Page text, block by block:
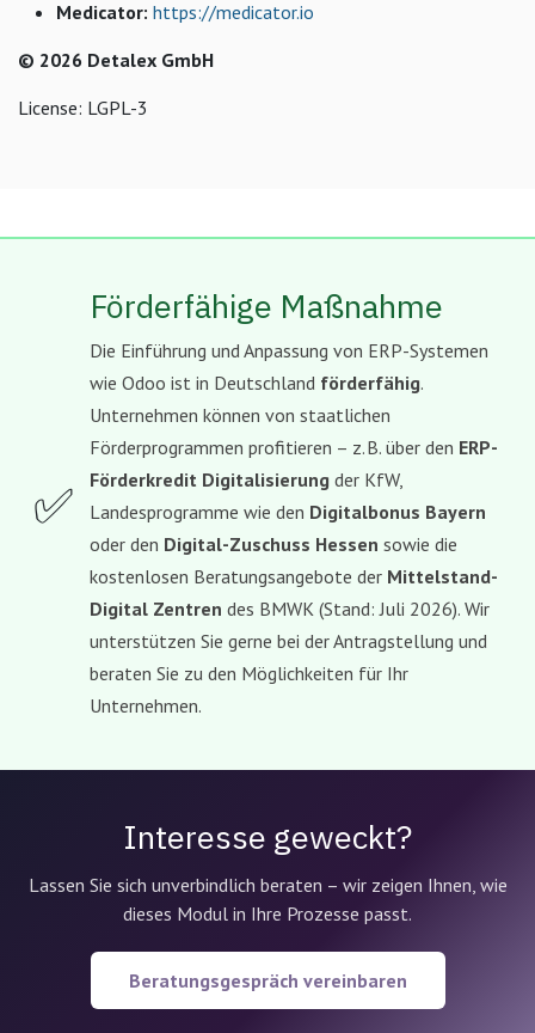
Medicator: https://medicator.io
© 2026 Detalex GmbH
License: LGPL-3
✅
Förderfähige Maßnahme
Die Einführung und Anpassung von ERP-Systemen
wie Odoo ist in Deutschland förderfähig.
Unternehmen können von staatlichen
Förderprogrammen profitieren – z. B. über den ERP-
Förderkredit Digitalisierung der KfW,
Landesprogramme wie den Digitalbonus Bayern
oder den Digital-Zuschuss Hessen sowie die
kostenlosen Beratungsangebote der Mittelstand-
Digital Zentren des BMWK (Stand: Juli 2026). Wir
unterstützen Sie gerne bei der Antragstellung und
beraten Sie zu den Möglichkeiten für Ihr
Unternehmen.
Interesse geweckt?
Lassen Sie sich unverbindlich beraten – wir zeigen Ihnen, wie
dieses Modul in Ihre Prozesse passt.
Beratungsgespräch vereinbaren